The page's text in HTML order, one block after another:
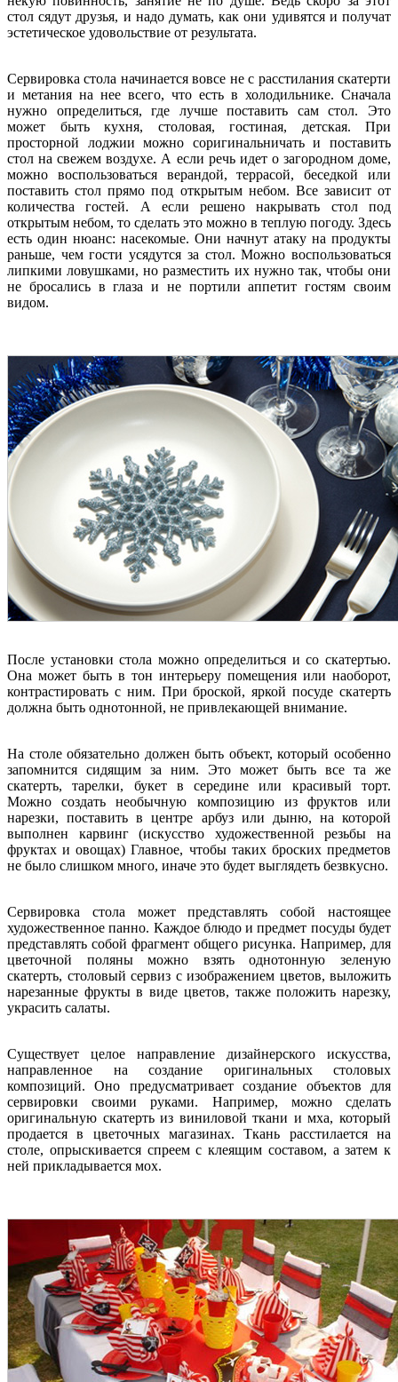
стол сядут друзья, и надо думать, как они удивятся и получат
эстетическое удовольствие от результата.
Сервировка стола начинается вовсе не с расстилания скатерти
и метания на нее всего, что есть в холодильнике. Сначала
нужно определиться, где лучше поставить сам стол. Это
может быть кухня, столовая, гостиная, детская. При
просторной лоджии можно соригинальничать и поставить
стол на свежем воздухе. А если речь идет о загородном доме,
можно воспользоваться верандой, террасой, беседкой или
поставить стол прямо под открытым небом. Все зависит от
количества гостей. А если решено накрывать стол под
открытым небом, то сделать это можно в теплую погоду. Здесь
есть один нюанс: насекомые. Они начнут атаку на продукты
раньше, чем гости усядутся за стол. Можно воспользоваться
липкими ловушками, но разместить их нужно так, чтобы они
не бросались в глаза и не портили аппетит гостям своим
видом.
После установки стола можно определиться и со скатертью.
Она может быть в тон интерьеру помещения или наоборот,
контрастировать с ним. При броской, яркой посуде скатерть
должна быть однотонной, не привлекающей внимание.
На столе обязательно должен быть объект, который особенно
запомнится сидящим за ним. Это может быть все та же
скатерть, тарелки, букет в середине или красивый торт.
Можно создать необычную композицию из фруктов или
нарезки, поставить в центре арбуз или дыню, на которой
выполнен карвинг (искусство художественной резьбы на
фруктах и овощах) Главное, чтобы таких броских предметов
не было слишком много, иначе это будет выглядеть безвкусно.
Сервировка стола может представлять собой настоящее
художественное панно. Каждое блюдо и предмет посуды будет
представлять собой фрагмент общего рисунка. Например, для
цветочной поляны можно взять однотонную зеленую
скатерть, столовый сервиз с изображением цветов, выложить
нарезанные фрукты в виде цветов, также положить нарезку,
украсить салаты.
Существует целое направление дизайнерского искусства,
направленное на создание оригинальных столовых
композиций. Оно предусматривает создание объектов для
сервировки своими руками. Например, можно сделать
оригинальную скатерть из виниловой ткани и мха, который
продается в цветочных магазинах. Ткань расстилается на
столе, опрыскивается спреем с клеящим составом, а затем к
ней прикладывается мох.